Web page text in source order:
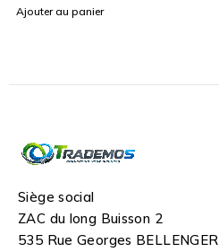
Ajouter au panier
Siège social
ZAC du long Buisson 2
535 Rue Georges BELLENGER